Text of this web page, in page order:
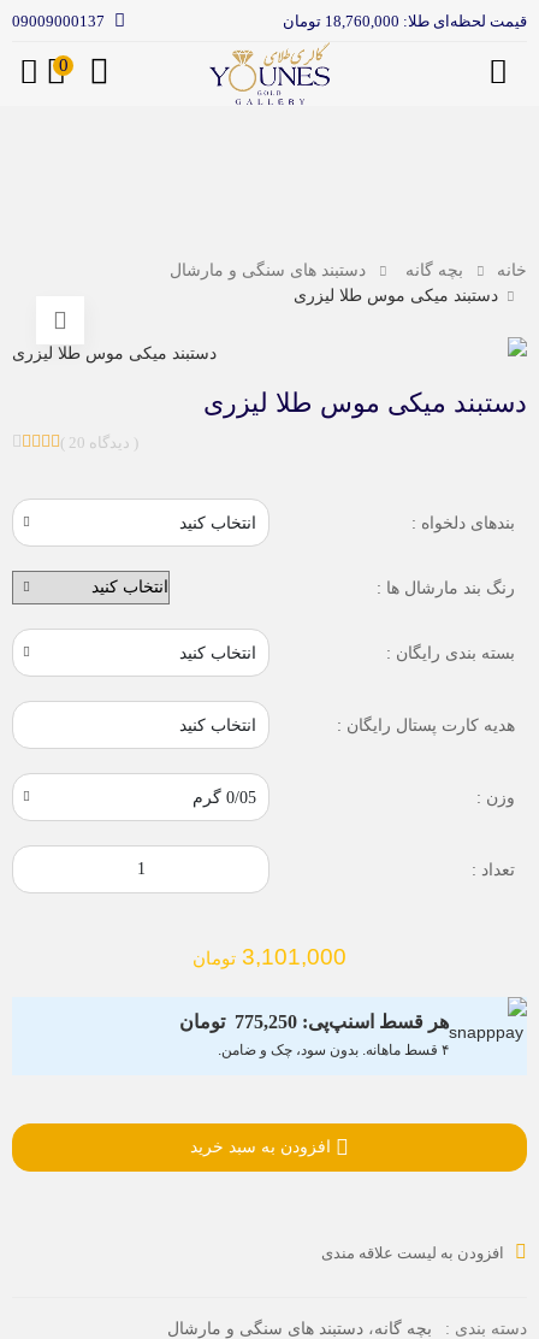
قیمت لحظه‌ای طلا: 18,760,000 تومان 09009000137
منو
0
خانه بچه گانه دستبند های سنگی و مارشال
دستبند میکی موس طلا لیزری
دستبند میکی موس طلا لیزری
( 20 دیدگاه )
بندهای دلخواه :
رنگ بند مارشال ها :
بسته بندی رایگان :
هدیه کارت پستال رایگان : انتخاب کنید
وزن :
تعداد :
3,101,000 تومان
هر قسط اسنپ‌پی: 775,250 تومان
۴ قسط ماهانه. بدون سود، چک و ضامن.
افزودن به سبد خرید
افزودن به لیست علاقه مندی
دسته بندی : بچه گانه، دستبند های سنگی و مارشال